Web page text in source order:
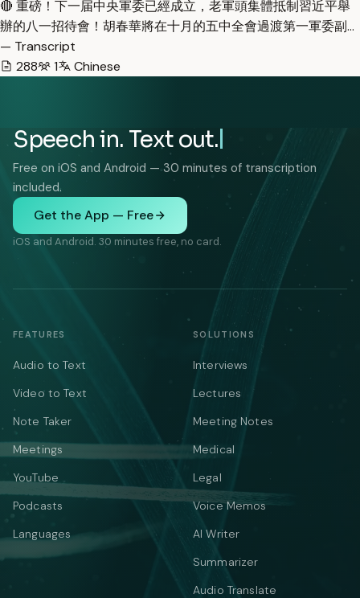
🔴 重磅！下一届中央軍委已經成立，老軍頭集體抵制習近平舉
辦的八一招待會！胡春華將在十月的五中全會過渡第一軍委副…
— Transcript
288
1 Chinese
Speech in. Text out.
Free on iOS and Android — 30 minutes of transcription
included.
Get the App — Free
iOS and Android. 30 minutes free, no card.
FEATURES
Audio to Text
Video to Text
Note Taker
Meetings
YouTube
Podcasts
Languages
SOLUTIONS
Interviews
Lectures
Meeting Notes
Medical
Legal
Voice Memos
AI Writer
Summarizer
Audio Translate